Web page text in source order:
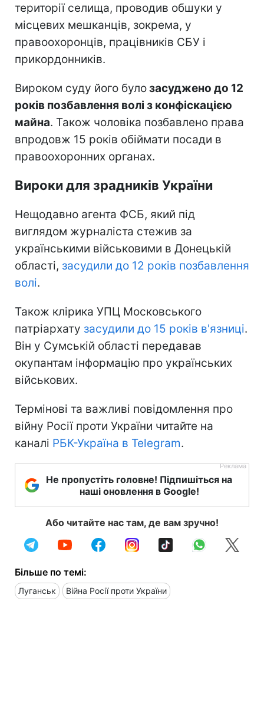
території селища, проводив обшуки у
місцевих мешканців, зокрема, у
правоохоронців, працівників СБУ і
прикордонників.
Вироком суду його булозасуджено до 12
років позбавлення волі з конфіскацією
майна. Також чоловіка позбавлено права
впродовж 15 років обіймати посади в
правоохоронних органах.
Вироки для зрадників України
Нещодавно агента ФСБ, який під
виглядом журналіста стежив за
українськими військовими в Донецькій
області, засудили до 12 років позбавлення
волі.
Також клірика УПЦ Московського
патріархату засудили до 15 років в'язниці.
Він у Сумській області передавав
окупантам інформацію про українських
військових.
Термінові та важливі повідомлення про
війну Росії проти України читайте на
каналі РБК-Україна в Telegram.
Не пропустіть головне! Підпишіться на
наші оновлення в Google!
Або читайте нас там, де вам зручно!
Більше по темі:
Луганськ Війна Росії проти України